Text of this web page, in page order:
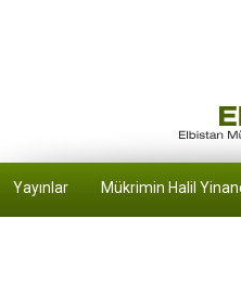
Yayınlar Mükrimin Halil